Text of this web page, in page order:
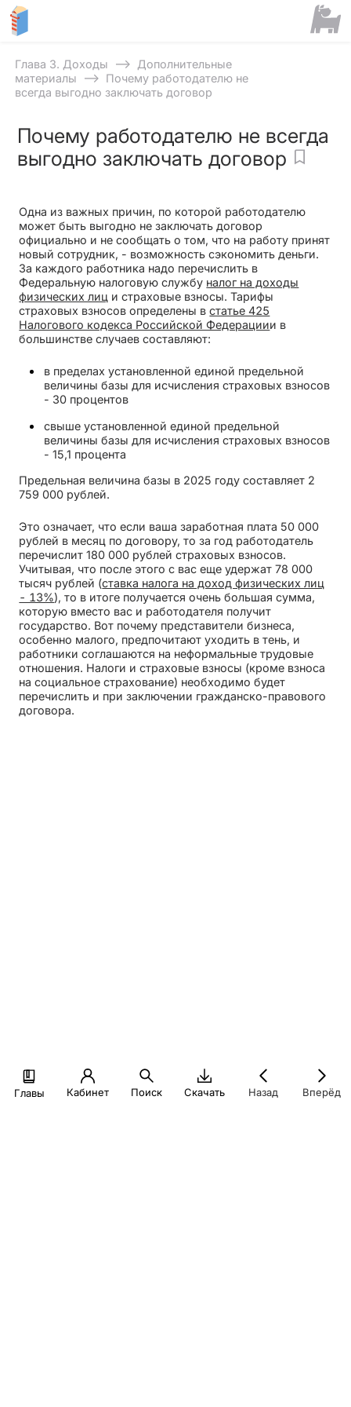
Главы Кабинет Поиск Скачать Назад Вперёд
Глава 3. Доходы ⟶ Дополнительные
материалы
⟶ Почему работодателю не
всегда выгодно заключать договор
Почему работодателю не всегда
выгодно заключать договор
Одна из важных причин, по которой работодателю
может быть выгодно не заключать договор
официально и не сообщать о том, что на работу принят
новый сотрудник, - возможность сэкономить деньги.
За каждого работника надо перечислить в
Федеральную налоговую службу налог на доходы
физических лиц и страховые взносы. Тарифы
страховых взносов определены встатье 425
Налогового кодекса Российской Федерациии в
большинстве случаев составляют:
в пределах установленной единой предельной
величины базы для исчисления страховых взносов
- 30 процентов
свыше установленной единой предельной
величины базы для исчисления страховых взносов
- 15,1 процента
Предельная величина базы в 2025 году составляет 2
759 000 рублей.
Это означает, что если ваша заработная плата 50 000
рублей в месяц по договору, то за год работодатель
перечислит 180 000 рублей страховых взносов.
Учитывая, что после этого с вас еще удержат 78 000
тысяч рублей (ставка налога на доход физических лиц
- 13%), то в итоге получается очень большая сумма,
которую вместо вас и работодателя получит
государство. Вот почему представители бизнеса,
особенно малого, предпочитают уходить в тень, и
работники соглашаются на неформальные трудовые
отношения. Налоги и страховые взносы (кроме взноса
на социальное страхование) необходимо будет
перечислить и при заключении гражданско-правового
договора.